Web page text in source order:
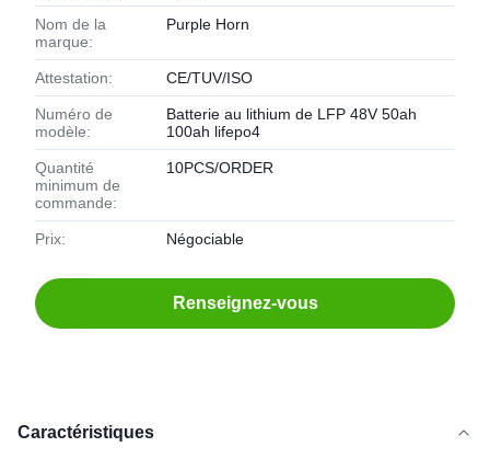
Nom de la
marque:
Purple Horn
Attestation: CE/TUV/ISO
Numéro de
modèle:
Batterie au lithium de LFP 48V 50ah
100ah lifepo4
Quantité
minimum de
commande:
10PCS/ORDER
Prix: Négociable
Renseignez-vous
Caractéristiques